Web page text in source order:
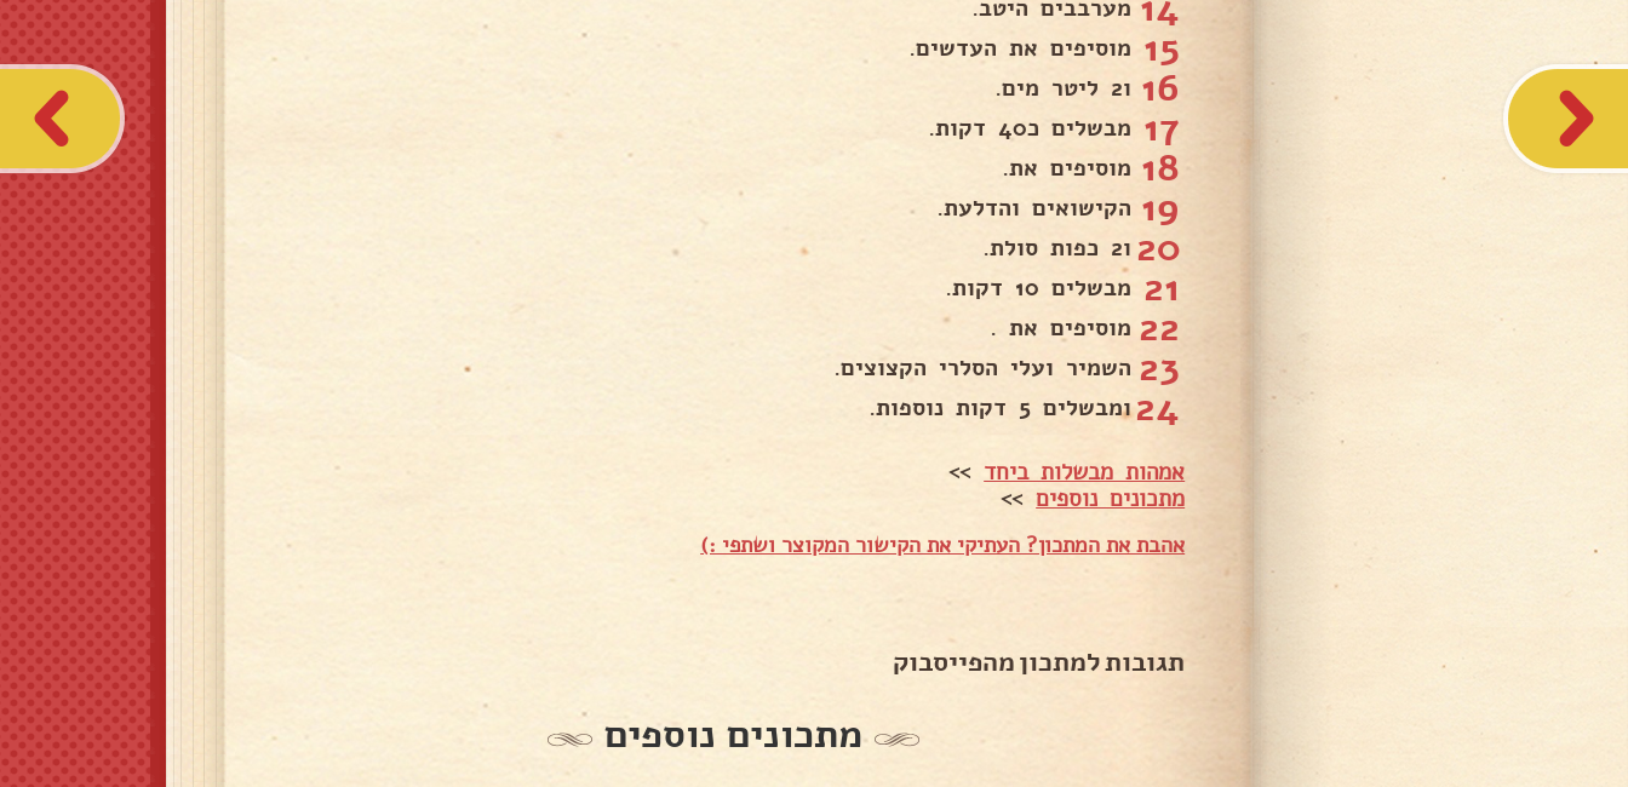
מערבבים היטב.
15 מוסיפים את העדשים.
16 ו2 ליטר מים.
17 מבשלים כ40 דקות.
18 מוסיפים את.
19 הקישואים והדלעת.
20 ו2 כפות סולת.
21 מבשלים 10 דקות.
22 מוסיפים את .
23 השמיר ועלי הסלרי הקצוצים.
24ומבשלים 5 דקות נוספות.
אמהות מבשלות ביחד>>
מתכונים נוספים>>
אהבת את המתכון? העתיקי את הקישור המקוצר ושתפי :)
תגובות למתכון מהפייסבוק
מתכונים נוספים